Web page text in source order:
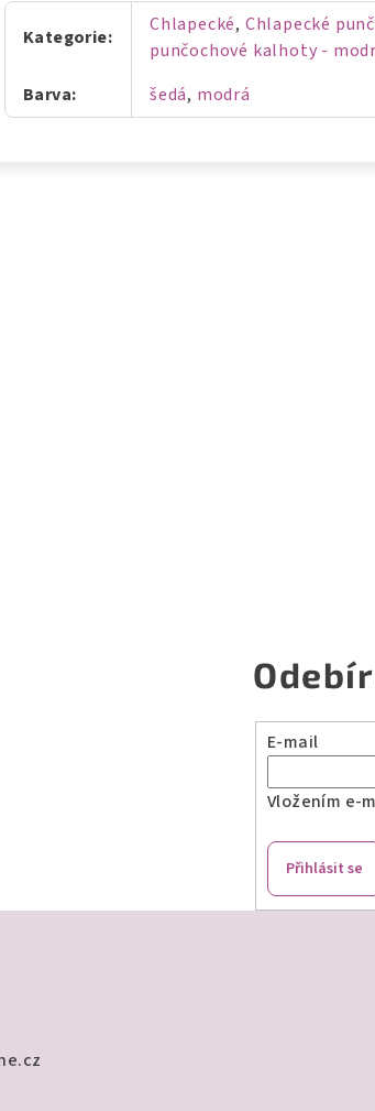
Kategorie:
Chlapecké, Chlapecké
punčochové kalhoty -
Barva: šedá, modrá
E-mail
Vložením e-
Přihlásit se